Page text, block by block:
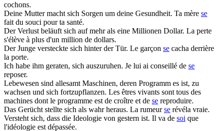
cochons.
Deine Mutter machtsich Sorgen um deine Gesundheit. Ta mère se
fait du souci pour ta santé.
Der Verlust beläuftsich auf mehr als eine Millionen Dollar. La perte
s'élève à plus d'un million de dollars.
Der Junge versteckte sich hinter der Tür. Le garçon se cacha derrière
la porte.
Ich habe ihm geraten, sich auszuruhen. Je lui ai conseillé de se
reposer.
Lebewesen sind allesamt Maschinen, deren Programm es ist, zu
wachsen und sich fortzupflanzen. Les êtres vivants sont tous des
machines dont le programme est de croître et de se reproduire.
Das Gerücht stellte sich als wahr heraus. La rumeurse révéla vraie.
Verstehtsich, dass die Ideologie von gestern ist. Il va de soi que
l'idéologie est dépassée.